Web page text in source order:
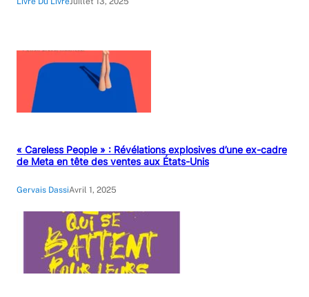
« Careless People » : Révélations explosives d’une ex-cadre
de Meta en tête des ventes aux États-Unis
Gervais DassiAvril 1, 2025